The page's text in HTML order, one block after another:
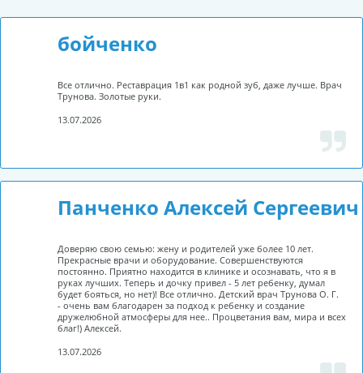
бойченко
Все отлично. Реставрация 1в1 как родной зуб, даже лучше. Врач
Трунова. Золотые руки.
13.07.2026
Панченко Алексей Сергеевич
Доверяю свою семью: жену и родителей уже более 10 лет.
Прекрасные врачи и оборудование. Совершенствуются
постоянно. Приятно находится в клинике и осознавать, что я в
руках лучших. Теперь и дочку привел - 5 лет ребенку, думал
будет бояться, но нет)! Все отлично. Детский врач Трунова О. Г.
- очень вам благодарен за подход к ребенку и создание
дружелюбной атмосферы для нее.. Процветания вам, мира и всех
благ!) Алексей.
13.07.2026